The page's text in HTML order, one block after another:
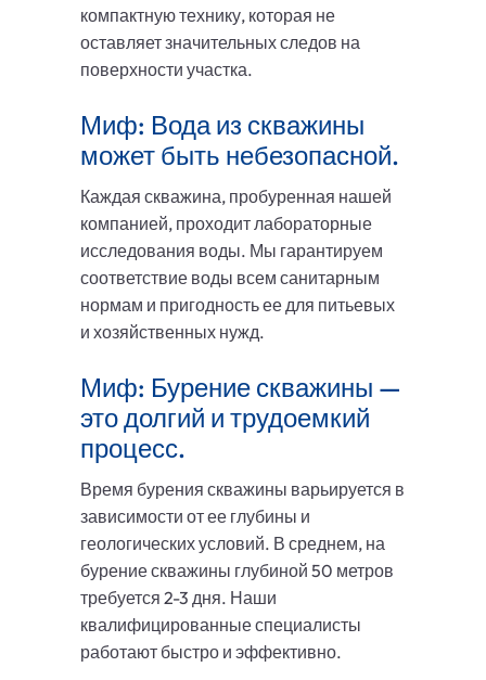
компактную технику, которая не
оставляет значительных следов на
поверхности участка.
Миф: Вода из скважины
может быть небезопасной.
Каждая скважина, пробуренная нашей
компанией, проходит лабораторные
исследования воды. Мы гарантируем
соответствие воды всем санитарным
нормам и пригодность ее для питьевых
и хозяйственных нужд.
Миф: Бурение скважины —
это долгий и трудоемкий
процесс.
Время бурения скважины варьируется в
зависимости от ее глубины и
геологических условий. В среднем, на
бурение скважины глубиной 50 метров
требуется 2-3 дня. Наши
квалифицированные специалисты
работают быстро и эффективно.